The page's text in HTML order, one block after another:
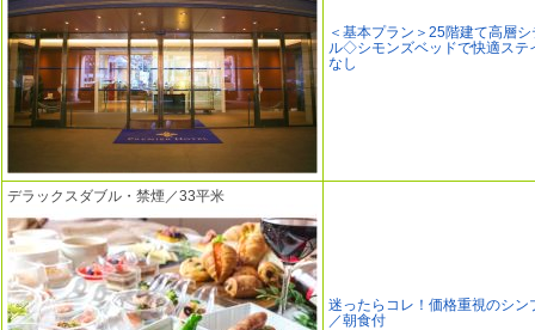
＜基本プラン＞25階建て高層
ル◇シモンズベッドで快適ステ
なし
デラックスダブル・禁煙／33平米
迷ったらコレ！価格重視のシン
／朝食付